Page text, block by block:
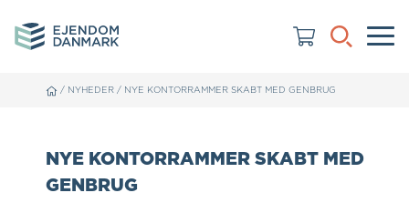
/ NYHEDER / NYE KONTORRAMMER SKABT MED GENBRUG
NYE KONTORRAMMER SKABT MED
GENBRUG